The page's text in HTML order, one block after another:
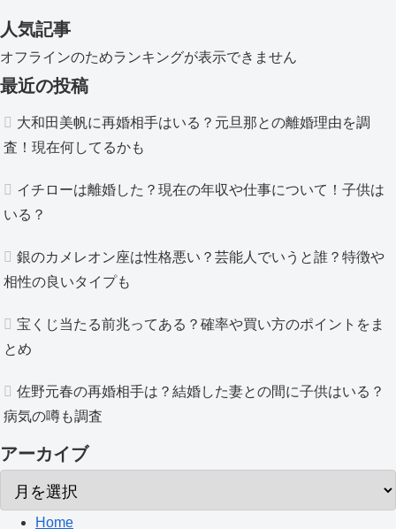
人気記事
オフラインのためランキングが表示できません
最近の投稿
大和田美帆に再婚相手はいる？元旦那との離婚理由を調
査！現在何してるかも
イチローは離婚した？現在の年収や仕事について！子供は
いる？
銀のカメレオン座は性格悪い？芸能人でいうと誰？特徴や
相性の良いタイプも
宝くじ当たる前兆ってある？確率や買い方のポイントをま
とめ
佐野元春の再婚相手は？結婚した妻との間に子供はいる？
病気の噂も調査
アーカイブ
Home